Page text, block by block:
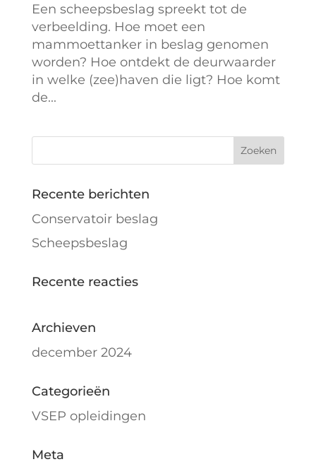
Een scheepsbeslag spreekt tot de
verbeelding. Hoe moet een
mammoettanker in beslag genomen
worden? Hoe ontdekt de deurwaarder
in welke (zee)haven die ligt? Hoe komt
de...
Recente berichten
Conservatoir beslag
Scheepsbeslag
Recente reacties
Archieven
december 2024
Categorieën
VSEP opleidingen
Meta